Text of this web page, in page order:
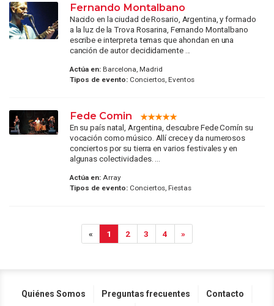
Fernando Montalbano
Nacido en la ciudad de Rosario, Argentina, y formado
a la luz de la Trova Rosarina, Fernando Montalbano
escribe e interpreta temas que ahondan en una
canción de autor decididamente ...
Actúa en:Barcelona, Madrid
Tipos de evento:Conciertos, Eventos
Fede Comin
En su país natal, Argentina, descubre Fede Comín su
vocación como músico. Allí crece y da numerosos
conciertos por su tierra en varios festivales y en
algunas colectividades. ...
Actúa en:Array
Tipos de evento:Conciertos, Fiestas
« 1 2 3 4 »
Quiénes Somos Preguntas frecuentes Contacto